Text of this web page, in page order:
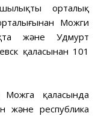
орталық
Можги
және Удмурт
қаласынан 101
қаласында
және республика